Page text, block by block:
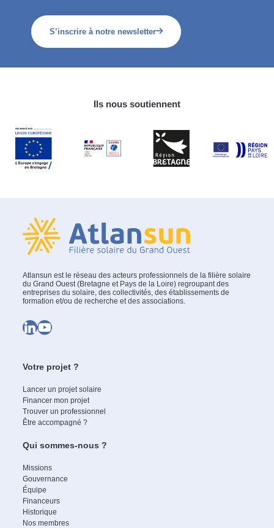
S’inscrire à notre newsletter
Ils nous soutiennent
Atlansun est le réseau des acteurs professionnels de la filière solaire
du Grand Ouest (Bretagne et Pays de la Loire) regroupant des
entreprises du solaire, des collectivités, des établissements de
formation et/ou de recherche et des associations.
LinkedIn
YouTube
Votre projet ?
Lancer un projet solaire
Financer mon projet
Trouver un professionnel
Être accompagné ?
Qui sommes-nous ?
Missions
Gouvernance
Équipe
Financeurs
Historique
Nos membres